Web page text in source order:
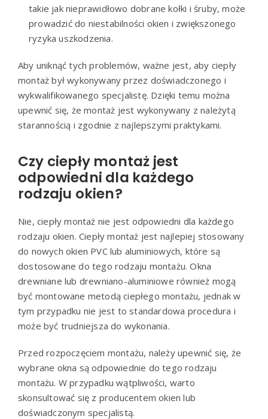
takie jak nieprawidłowo dobrane kołki i śruby, może
prowadzić do niestabilności okien i zwiększonego
ryzyka uszkodzenia.
Aby uniknąć tych problemów, ważne jest, aby ciepły
montaż był wykonywany przez doświadczonego i
wykwalifikowanego specjalistę. Dzięki temu można
upewnić się, że montaż jest wykonywany z należytą
starannością i zgodnie z najlepszymi praktykami.
Czy ciepły montaż jest
odpowiedni dla każdego
rodzaju okien?
Nie, ciepły montaż nie jest odpowiedni dla każdego
rodzaju okien. Ciepły montaż jest najlepiej stosowany
do nowych okien PVC lub aluminiowych, które są
dostosowane do tego rodzaju montażu. Okna
drewniane lub drewniano-aluminiowe również mogą
być montowane metodą ciepłego montażu, jednak w
tym przypadku nie jest to standardowa procedura i
może być trudniejsza do wykonania.
Przed rozpoczęciem montażu, należy upewnić się, że
wybrane okna są odpowiednie do tego rodzaju
montażu. W przypadku wątpliwości, warto
skonsultować się z producentem okien lub
doświadczonym specjalistą.